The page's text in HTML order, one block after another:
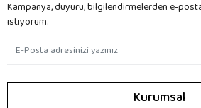
Kampanya, duyuru, bilgilendirmelerden e-
istiyorum.
Kurumsal